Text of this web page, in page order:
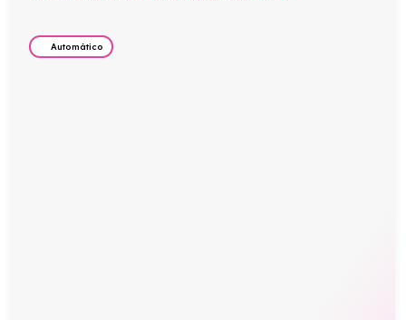
Automático